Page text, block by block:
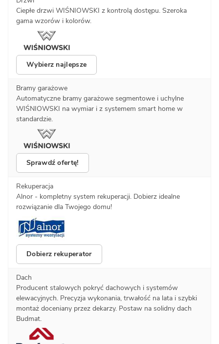
Ciepłe drzwi WIŚNIOWSKI z kontrolą dostępu. Szeroka
gama wzorów i kolorów.
Wybierz najlepsze
Bramy garażowe
Automatyczne bramy garażowe segmentowe i uchylne
WIŚNIOWSKI na wymiar i z systemem smart home w
standardzie.
Sprawdź ofertę!
Rekuperacja
Alnor - kompletny system rekuperacji. Dobierz idealne
rozwiązanie dla Twojego domu!
Dobierz rekuperator
Dach
Producent stalowych pokryć dachowych i systemów
elewacyjnych. Precyzja wykonania, trwałość na lata i szybki
montaż doceniany przez dekarzy. Postaw na solidny dach
Budmat.